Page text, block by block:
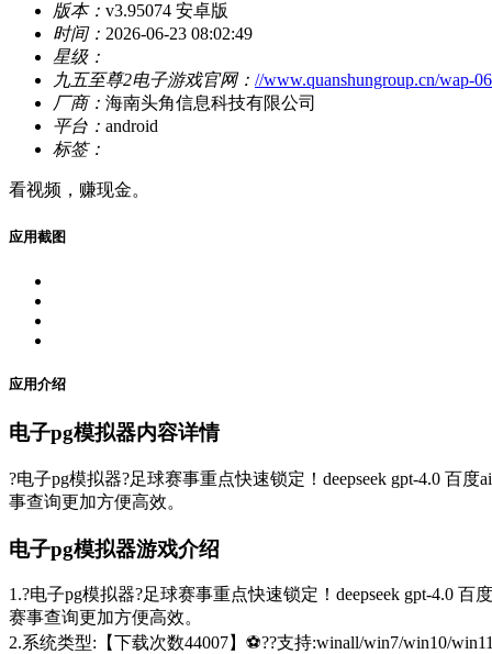
版本： v3.95074 安卓版
时间： 2026-06-23 08:02:49
星级：
九五至尊2电子游戏官网： //www.quanshungroup.cn/wap-
厂商： 海南头角信息科技有限公司
平台： android
标签：
看视频，赚现金。
应用截图
应用介绍
电子pg模拟器内容详情
?电子pg模拟器?足球赛事重点快速锁定！deepseek gpt-4.0 百
事查询更加方便高效。
电子pg模拟器游戏介绍
1.?电子pg模拟器?足球赛事重点快速锁定！deepseek gpt-4.0
赛事查询更加方便高效。
2.系统类型:【下载次数44007】⚽??支持:winall/win7/win10/